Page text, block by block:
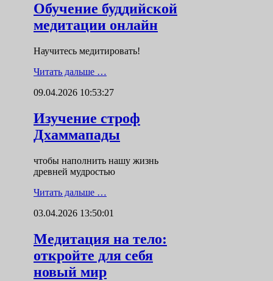
Обучение буддийской
медитации онлайн
Научитесь медитировать!
Читать дальше …
09.04.2026 10:53:27
Изучение строф
Дхаммапады
чтобы наполнить нашу жизнь
древней мудростью
Читать дальше …
03.04.2026 13:50:01
Медитация на тело:
откройте для себя
новый мир